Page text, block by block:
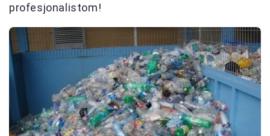
profesjonalistom!